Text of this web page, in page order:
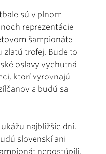
sú v plnom
reprezentácie
šampionáte
zlatú trofej. Bude to
oslavy vychutná
ktorí vyrovnajú
a budú sa
najbližšie dni.
slovenskí ani
nepostúpili.